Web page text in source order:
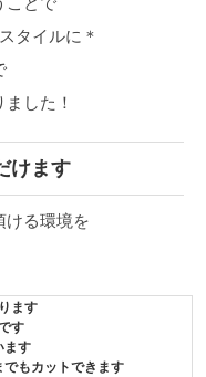
ことで
タイルに＊
した！
けます
ける環境を
ます
す
ます
もカットできます